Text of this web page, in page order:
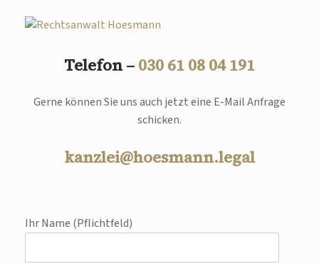
Telefon – 030 61 08 04 191
Gerne können Sie uns auch jetzt eine E-Mail Anfrage
schicken.
kanzlei@hoesmann.legal
Ihr Name (Pflichtfeld)